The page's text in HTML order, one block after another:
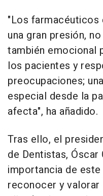
"Los
una gran presión,
también emocional
los pacientes y
preocupaciones;
especial desde la
afecta", ha añadido.
Tras ello, el
de Dentistas, Óscar
importancia de
reconocer y